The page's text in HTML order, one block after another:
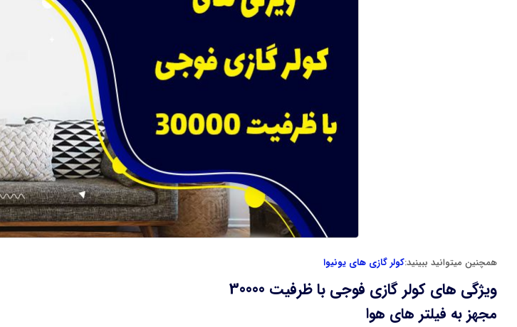
همچنین میتوانید ببینید:کولر گازی های یونیوا
ویژگی های کولر گازی فوجی با ظرفیت 30000
مجهز به فیلتر های هوا